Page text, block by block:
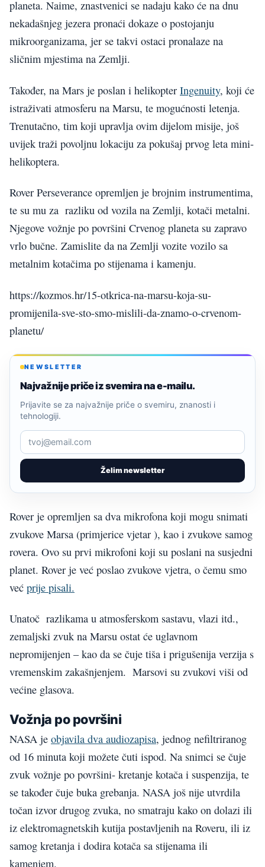
planeta. Naime, znastvenici se nadaju kako će na dnu
nekadašnjeg jezera pronaći dokaze o postojanju
mikroorganizama, jer se takvi ostaci pronalaze na
sličnim mjestima na Zemlji.
Također, na Mars je poslan i helikopter Ingenuity, koji će
istraživati atmosferu na Marsu, te mogućnosti letenja.
Trenutačno, tim koji upravlja ovim dijelom misije, još
uvijek traži povoljnu lokaciju za pokušaj prvog leta mini-
helikoptera.
Rover Perseverance opremljen je brojnim instrumentima,
te su mu za razliku od vozila na Zemlji, kotači metalni.
Njegove vožnje po površini Crvenog planeta su zapravo
vrlo bučne. Zamislite da na Zemlji vozite vozilo sa
metalnim kotačima po stijenama i kamenju.
https://kozmos.hr/15-otkrica-na-marsu-koja-su-
promijenila-sve-sto-smo-mislili-da-znamo-o-crvenom-
planetu/
NEWSLETTER
Najvažnije priče iz svemira na e-mailu.
Želim newsletter
Prijavite se za najvažnije priče o svemiru, znanosti i
tehnologiji.
Rover je opremljen sa dva mikrofona koji mogu snimati
zvukove Marsa (primjerice vjetar ), kao i zvukove samog
rovera. Ovo su prvi mikrofoni koji su poslani na susjedni
planet. Rover je već poslao zvukove vjetra, o čemu smo
već prije pisali.
Unatoč razlikama u atmosferskom sastavu, vlazi itd.,
zemaljski zvuk na Marsu ostat će uglavnom
nepromijenjen – kao da se čuje tiša i prigušenija verzija s
vremenskim zakašnjenjem. Marsovi su zvukovi viši od
većine glasova.
Vožnja po površini
NASA je objavila dva audiozapisa, jednog nefiltriranog
od 16 minuta koji možete čuti ispod. Na snimci se čuje
zvuk vožnje po površini- kretanje kotača i suspenzija, te
se također čuje buka grebanja. NASA još nije utvrdila
točan izvor drugog zvuka, no smatraju kako on dolazi ili
iz elektromagnetskih kutija postavljenih na Roveru, ili iz
samog kretanja i dodira kotača sa stijenama ili
kamenjem.